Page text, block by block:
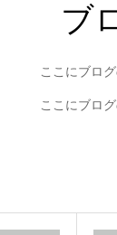
ブ
ここにブロ
ここにブロ